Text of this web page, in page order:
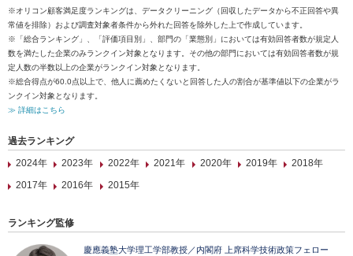
※オリコン顧客満足度ランキングは、データクリーニング（回収したデータから不正回答や異
常値を排除）および調査対象者条件から外れた回答を除外した上で作成しています。
※「総合ランキング」、「評価項目別」、部門の「業態別」においては有効回答者数が規定人
数を満たした企業のみランクイン対象となります。その他の部門においては有効回答者数が規
定人数の半数以上の企業がランクイン対象となります。
※総合得点が60.0点以上で、他人に薦めたくないと回答した人の割合が基準値以下の企業がラ
ンクイン対象となります。
≫ 詳細はこちら
過去ランキング
2024年
2023年 2022年 2021年 2020年 2019年
2018年
2017年
2016年 2015年
ランキング監修
慶應義塾大学理工学部教授／内閣府 上席科学技術政策フェロー